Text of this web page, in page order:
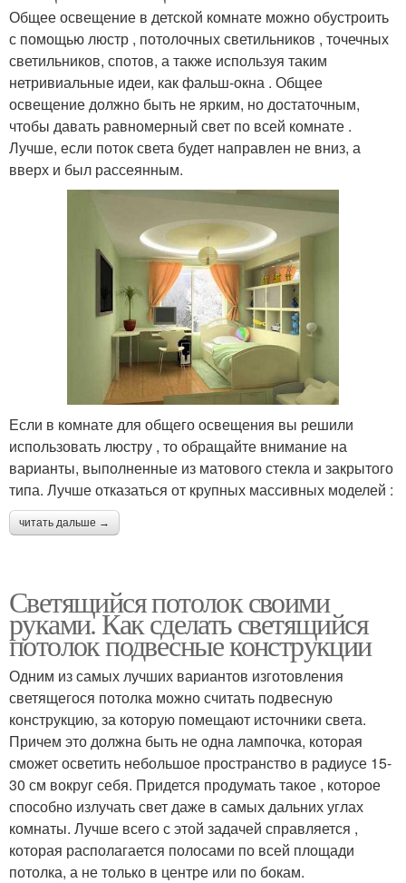
Общее освещение в детской комнате можно обустроить
с помощью люстр , потолочных светильников , точечных
светильников, спотов, а также используя таким
нетривиальные идеи, как фальш-окна . Общее
освещение должно быть не ярким, но достаточным,
чтобы давать равномерный свет по всей комнате .
Лучше, если поток света будет направлен не вниз, а
вверх и был рассеянным.
Если в комнате для общего освещения вы решили
использовать люстру , то обращайте внимание на
варианты, выполненные из матового стекла и закрытого
типа. Лучше отказаться от крупных массивных моделей :
читать дальше →
Светящийся потолок своими
руками. Как сделать светящийся
потолок подвесные конструкции
Одним из самых лучших вариантов изготовления
светящегося потолка можно считать подвесную
конструкцию, за которую помещают источники света.
Причем это должна быть не одна лампочка, которая
сможет осветить небольшое пространство в радиусе 15-
30 см вокруг себя. Придется продумать такое , которое
способно излучать свет даже в самых дальних углах
комнаты. Лучше всего с этой задачей справляется ,
которая располагается полосами по всей площади
потолка, а не только в центре или по бокам.